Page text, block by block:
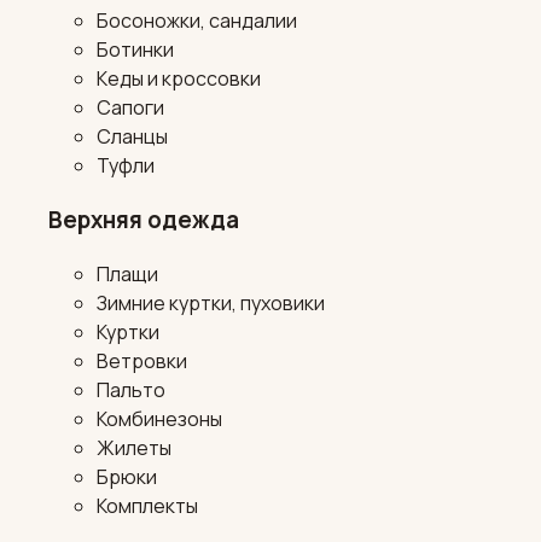
Босоножки, сандалии
Ботинки
Кеды и кроссовки
Сапоги
Сланцы
Туфли
Верхняя одежда
Плащи
Зимние куртки, пуховики
Куртки
Ветровки
Пальто
Комбинезоны
Жилеты
Брюки
Комплекты